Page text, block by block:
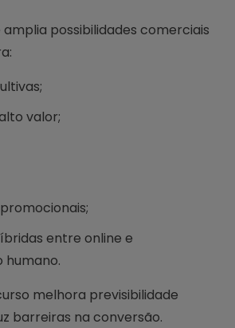
possibilidades comerciais
valor;
entre online e
melhora previsibilidade
barreiras na conversão.